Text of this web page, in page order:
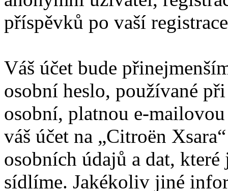
příspěvků po vaší
Váš účet bude
osobní heslo, používané
osobní, platnou e-
váš účet na „Citroën
osobních údajů a dat,
sídlíme. Jakékoliv jiné